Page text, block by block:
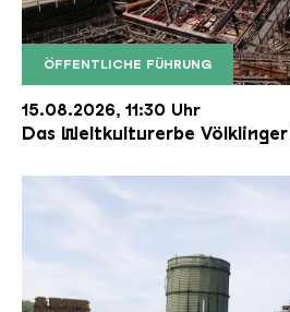
ÖFFENTLICHE FÜHRUNG
Der Erzschrägaufzug der
Copyright: Weltkulturerbe
15.08.2026, 11:30 Uhr
Das Weltkulturerbe